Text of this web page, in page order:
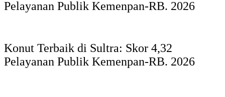
Pelayanan Publik Kemenpan-RB. 2026
Konut Terbaik di Sultra: Skor 4,32
Pelayanan Publik Kemenpan-RB. 2026